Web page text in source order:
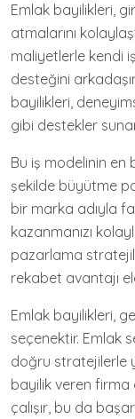
Emlak bayilikleri,
atmalarını
maliyetlerle kendi
desteğini
bayilikleri,
gibi destekler
Bu iş modelinin en
şekilde büyütme
bir marka adıyla
kazanmanızı
pazarlama
rekabet avantajı
Emlak bayilikleri,
seçenektir. Emlak
doğru stratejilerle
bayilik veren firma
çalışır, bu da